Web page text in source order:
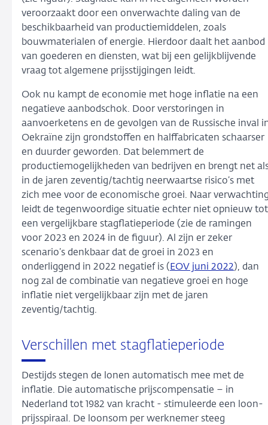
veroorzaakt door een onverwachte daling van de
beschikbaarheid van productiemiddelen, zoals
bouwmaterialen of energie. Hierdoor daalt het aanbod
van goederen en diensten, wat bij een gelijkblijvende
vraag tot algemene prijsstijgingen leidt.
Ook nu kampt de economie met hoge inflatie na een
negatieve aanbodschok. Door verstoringen in
aanvoerketens en de gevolgen van de Russische inval
Oekraïne zijn grondstoffen en halffabricaten schaarser
en duurder geworden. Dat belemmert de
productiemogelijkheden van bedrijven en brengt net
in de jaren zeventig/tachtig neerwaartse risico’s met
zich mee voor de economische groei. Naar
leidt de tegenwoordige situatie echter niet opnieuw tot
een vergelijkbare stagflatieperiode (zie de ramingen
voor 2023 en 2024 in de figuur). Al zijn er zeker
scenario’s denkbaar dat de groei in 2023 en
onderliggend in 2022 negatief is ( EOV juni 2022), dan
nog zal de combinatie van negatieve groei en hoge
inflatie niet vergelijkbaar zijn met de jaren
zeventig/tachtig.
Verschillen met stagflatieperiode
Destijds stegen de lonen automatisch mee met de
inflatie. Die automatische prijscompensatie – in
Nederland tot 1982 van kracht - stimuleerde een loon-
prijsspiraal. De loonsom per werknemer steeg